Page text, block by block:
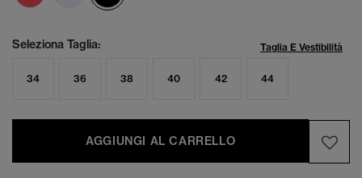
Seleziona Taglia: Taglia E Vestibilità
34 36 38 40 42 44
AGGIUNGI AL CARRELLO